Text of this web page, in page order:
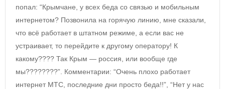
попал: “Крымчане, у всех беда со связью и мобильным
интернетом? Позвонила на горячую линию, мне сказали,
что всё работает в штатном режиме, а если вас не
устраивает, то перейдите к другому оператору! К
какому???? Так Крым — россия, или вообще где
мы????????”. Комментарии: “Очень плохо работает
интернет МТС, последние дни просто беда!!”, “Нет у нас